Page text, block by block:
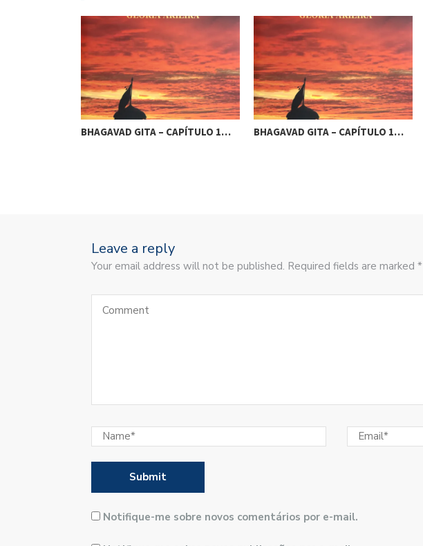
BHAGAVAD GITA – CAPÍTULO 1… BHAGAVAD GITA – CAPÍTULO 1…
Leave a reply
Your email address will not be published. Required fields are marked *
Notifique-me sobre novos comentários por e-mail.